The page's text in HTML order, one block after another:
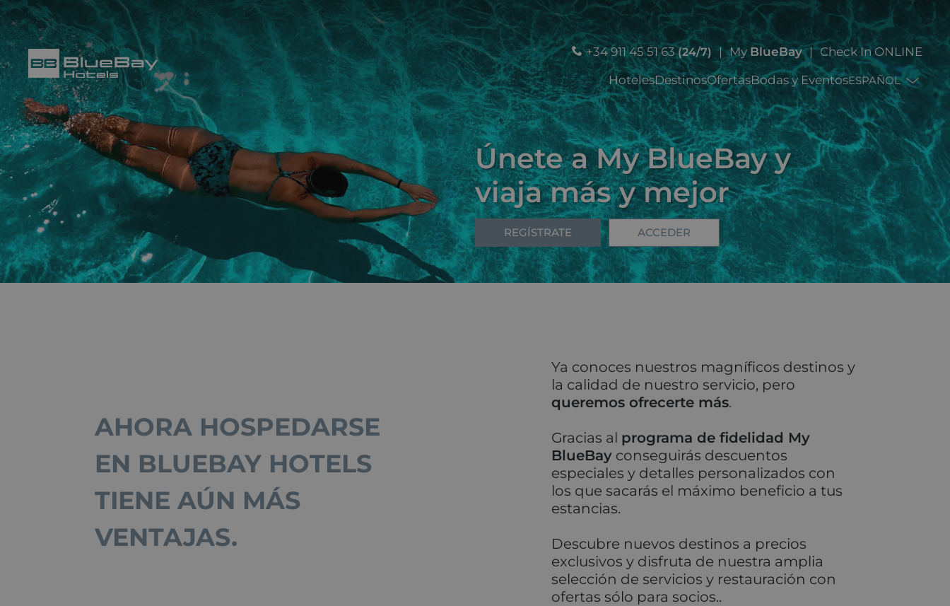
+34 911 45 51 63 (24/7) My BlueBay
Check In ONLINE
HotelesDestinosOfertasBodas y EventosESPAÑOL
Únete a My BlueBay y
viaja más y mejor
REGÍSTRATE ACCEDER
AHORA HOSPEDARSE
EN BLUEBAY HOTELS
TIENE AÚN MÁS
VENTAJAS.
Ya conoces nuestros magníficos destinos y
la calidad de nuestro servicio, pero
queremos ofrecerte más.
Gracias al programa de fidelidad My
BlueBayconseguirás descuentos
especiales y detalles personalizados con
los que sacarás el máximo beneficio a tus
estancias.
Descubre nuevos destinos a precios
exclusivos y disfruta de nuestra amplia
selección de servicios y restauración con
ofertas sólo para socios..